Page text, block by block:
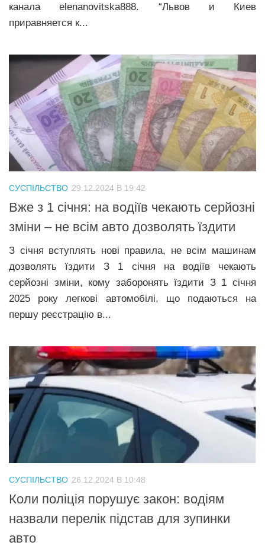
канала elenanovitska888. “Львов и Киев
приравняется к...
СУСПІЛЬСТВО 29.12.2024 В 19:42
Вже з 1 січня: на водіїв чекають серйозні
зміни – не всім авто дозволять їздити
З січня вступлять нові правила, не всім машинам
дозволять їздити З 1 січня на водіїв чекають
серйозні зміни, кому заборонять їздити З 1 січня
2025 року легкові автомобілі, що подаються на
першу реєстрацію в...
СУСПІЛЬСТВО 26.12.2024 В 10:48
Коли поліція порушує закон: водіям
назвали перелік підстав для зупинки
авто